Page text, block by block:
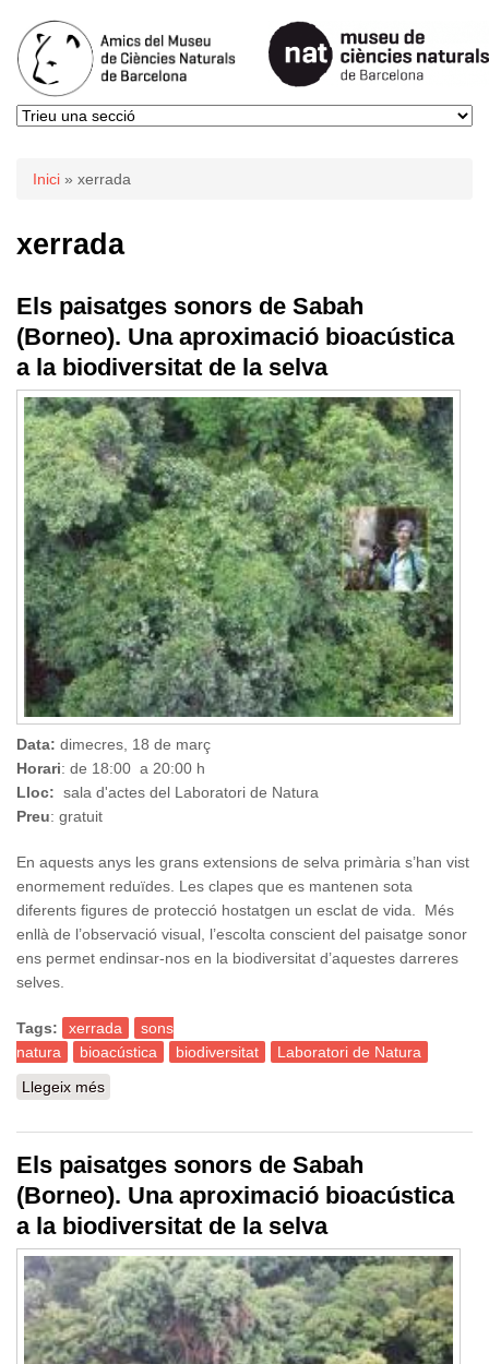
Esteu aquí
Inici » xerrada
xerrada
Els paisatges sonors de Sabah
(Borneo). Una aproximació bioacústica
a la biodiversitat de la selva
Data: dimecres, 18 de març
Horari: de 18:00 a 20:00 h
Lloc: sala d'actes del Laboratori de Natura
Preu: gratuit
En aquests anys les grans extensions de selva primària s’han vist
enormement reduïdes. Les clapes que es mantenen sota
diferents figures de protecció hostatgen un esclat de vida. Més
enllà de l’observació visual, l’escolta conscient del paisatge sonor
ens permet endinsar-nos en la biodiversitat d’aquestes darreres
selves.
Tags: xerrada
sons
natura
bioacústica biodiversitat
Laboratori de Natura
Llegeix més
Els paisatges sonors de Sabah
(Borneo). Una aproximació bioacústica
a la biodiversitat de la selva